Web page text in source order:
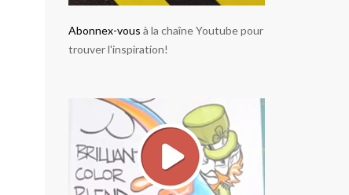
Abonnex-vous à la chaîne Youtube pour
trouver l'inspiration!